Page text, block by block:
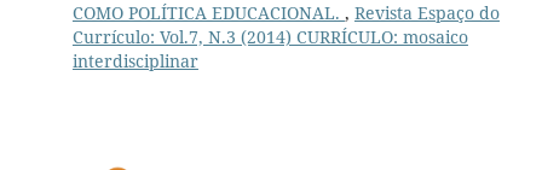
COMO POLÍTICA EDUCACIONAL. , Revista Espaço do
Currículo: Vol.7, N.3 (2014) CURRÍCULO: mosaico
interdisciplinar